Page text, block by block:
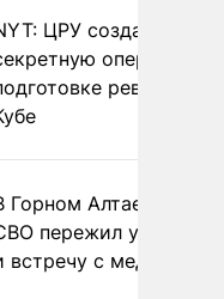
ЦРУ создало
опергруппу
революции
Горном Алтае
пережил удар
встречу с медведем